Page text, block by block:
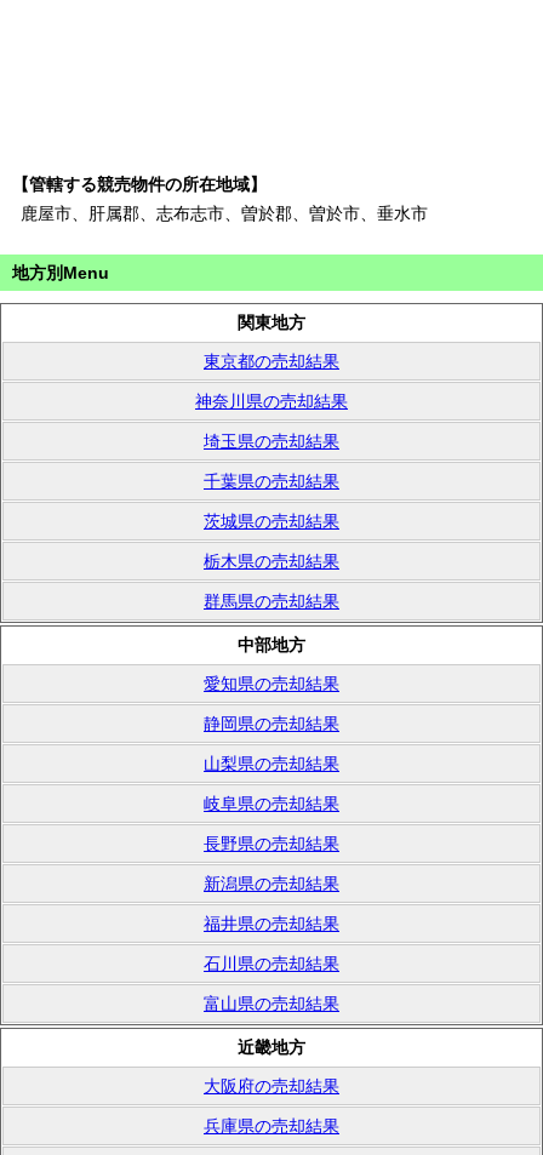
【管轄する競売物件の所在地域】
鹿屋市、肝属郡、志布志市、曽於郡、曽於市、垂水市
地方別Menu
関東地方
東京都の売却結果
神奈川県の売却結果
埼玉県の売却結果
千葉県の売却結果
茨城県の売却結果
栃木県の売却結果
群馬県の売却結果
中部地方
愛知県の売却結果
静岡県の売却結果
山梨県の売却結果
岐阜県の売却結果
長野県の売却結果
新潟県の売却結果
福井県の売却結果
石川県の売却結果
富山県の売却結果
近畿地方
大阪府の売却結果
兵庫県の売却結果